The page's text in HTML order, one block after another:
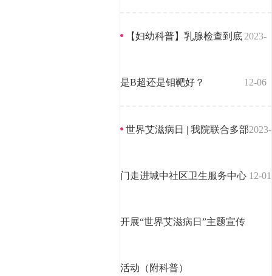
【妇幼科普】乳腺检查到底
是B超还是钼靶好？
2023-
12-06
世界艾滋病日 | 我院联合多部
门走进城中社区卫生服务中心
开展“世界艾滋病日”主题宣传
活动（附科普）
2023-
12-01